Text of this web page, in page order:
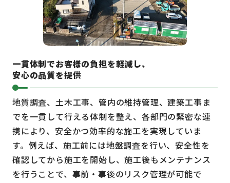
一貫体制でお客様の負担を軽減し、
安心の品質を提供
地質調査、土木工事、管内の維持管理、建築工事ま
でを一貫して行える体制を整え、各部門の緊密な連
携により、安全かつ効率的な施工を実現していま
す。例えば、施工前には地盤調査を行い、安全性を
確認してから施工を開始し、施工後もメンテナンス
を行うことで、事前・事後のリスク管理が可能で